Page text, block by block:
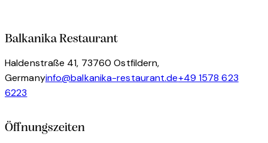
Balkanika Restaurant
Haldenstraße 41, 73760 Ostfildern,
Germanyinfo@balkanika-restaurant.de+49 1578 623
6223
Öffnungszeiten